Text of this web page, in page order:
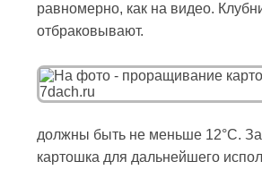
равномерно, как на видео.
отбраковывают.
должны быть не меньше 12°С. За
картошка для дальнейшего